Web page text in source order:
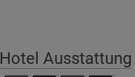
Hotel Ausstattung